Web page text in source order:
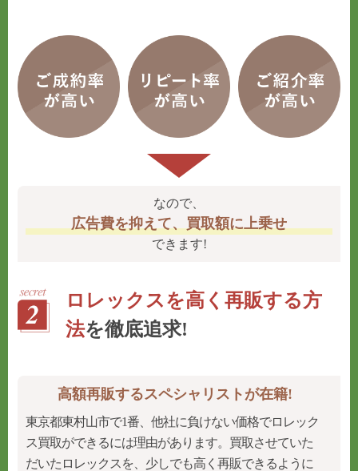
なので、
広告費を抑えて、買取額に上乗せ
できます!
ロレックスを高く再販する方
法を徹底追求!
高額再販するスペシャリストが在籍!
東京都東村山市で1番、他社に負けない価格でロレック
ス買取ができるには理由があります。買取させていた
だいたロレックスを、少しでも高く再販できるように